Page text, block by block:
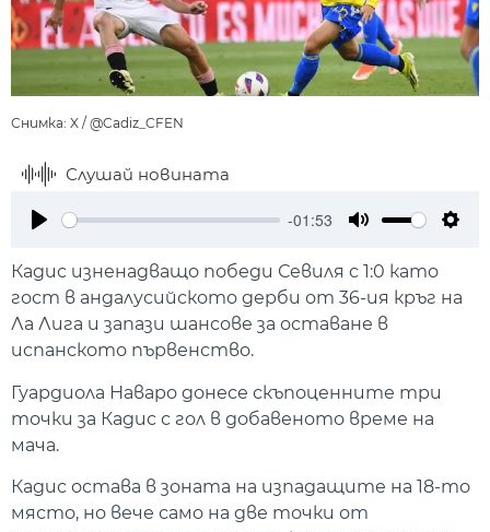
Снимка: X / @Cadiz_CFEN
Слушай новината
-01:53
Кадис изненадващо победи Севиля с 1:0 като
гост в андалусийското дерби от 36-ия кръг на
Ла Лига и запази шансове за оставане в
испанското първенство.
Гуардиола Наваро донесе скъпоценните три
точки за Кадис с гол в добавеното време на
мача.
Кадис остава в зоната на изпадащите на 18-то
място, но вече само на две точки от